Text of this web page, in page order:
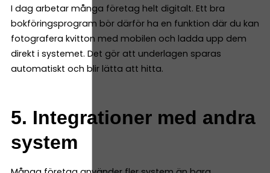
I dag arbetar många företag helt digitalt. Ett bra
bokföringsprogram bör därför ha en funktion där du kan
fotografera kvitton med mobilen och ladda upp dem
direkt i systemet. Det gör att underlagen sparas
automatiskt och blir lätta att hitta.
5. Integrationer med andra
system